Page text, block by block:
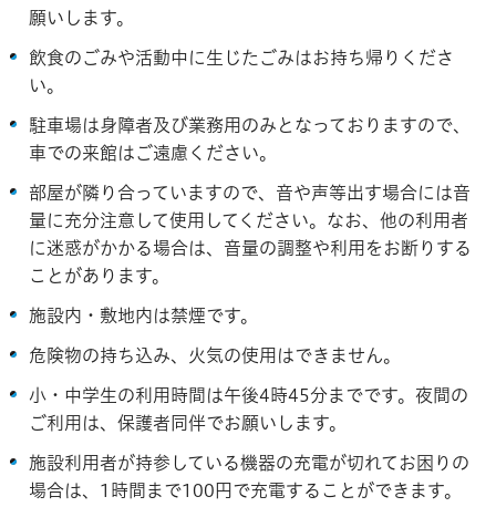
願いします。
飲食のごみや活動中に生じたごみはお持ち帰りくださ
い。
駐車場は身障者及び業務用のみとなっておりますので、
車での来館はご遠慮ください。
部屋が隣り合っていますので、音や声等出す場合には音
量に充分注意して使用してください。なお、他の利用者
に迷惑がかかる場合は、音量の調整や利用をお断りする
ことがあります。
施設内・敷地内は禁煙です。
危険物の持ち込み、火気の使用はできません。
小・中学生の利用時間は午後4時45分までです。夜間の
ご利用は、保護者同伴でお願いします。
施設利用者が持参している機器の充電が切れてお困りの
場合は、1時間まで100円で充電することができます。